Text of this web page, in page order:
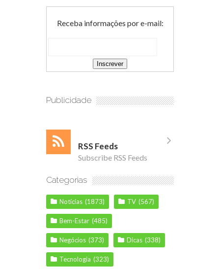
Receba informações por e-mail:
Publicidade
RSS Feeds
Subscribe RSS Feeds
Categorias
Notícias (1873) TV (567)
Bem-Estar (485)
Negócios (373) Dicas (338)
Tecnologia (323)